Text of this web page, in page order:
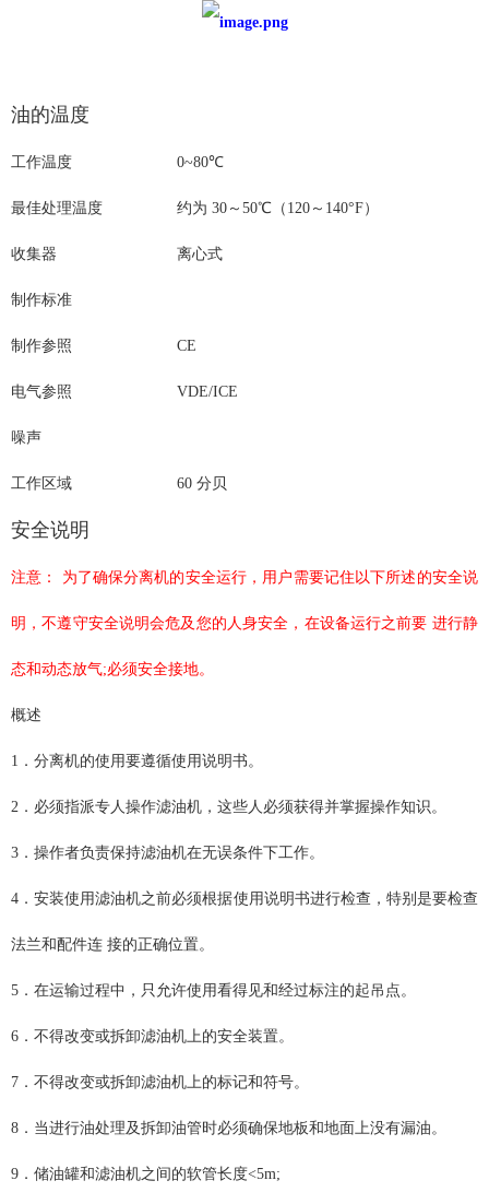
油的温度
工作温度 0~80℃
最佳处理温度 约为 30～50℃（120～140°F）
收集器 离心式
制作标准
制作参照 CE
电气参照 VDE/ICE
噪声
工作区域 60 分贝
安全说明
注意： 为了确保分离机的安全运行，用户需要记住以下所述的安全说
明，不遵守安全说明会危及您的人身安全，在设备运行之前要 进行静
态和动态放气;必须安全接地。
概述
1．分离机的使用要遵循使用说明书。
2．必须指派专人操作滤油机，这些人必须获得并掌握操作知识。
3．操作者负责保持滤油机在无误条件下工作。
4．安装使用滤油机之前必须根据使用说明书进行检查，特别是要检查
法兰和配件连 接的正确位置。
5．在运输过程中，只允许使用看得见和经过标注的起吊点。
6．不得改变或拆卸滤油机上的安全装置。
7．不得改变或拆卸滤油机上的标记和符号。
8．当进行油处理及拆卸油管时必须确保地板和地面上没有漏油。
9．储油罐和滤油机之间的软管长度<5m;